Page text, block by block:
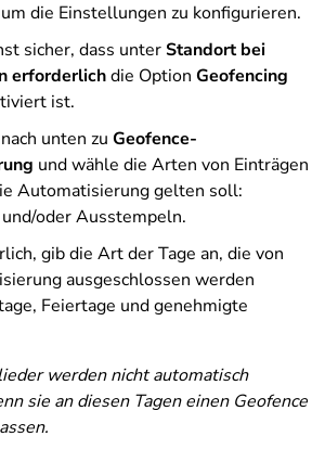
die Einstellungen zu konfigurieren.
sicher, dass unterStandort bei
erforderlichdie Option Geofencing
ist.
unten zu Geofence-
und wähle die Arten von Einträgen
Automatisierung gelten soll:
oder Ausstempeln.
gib die Art der Tage an, die von
ausgeschlossen werden
Feiertage und genehmigte
werden nicht automatisch
sie an diesen Tagen einen Geofence